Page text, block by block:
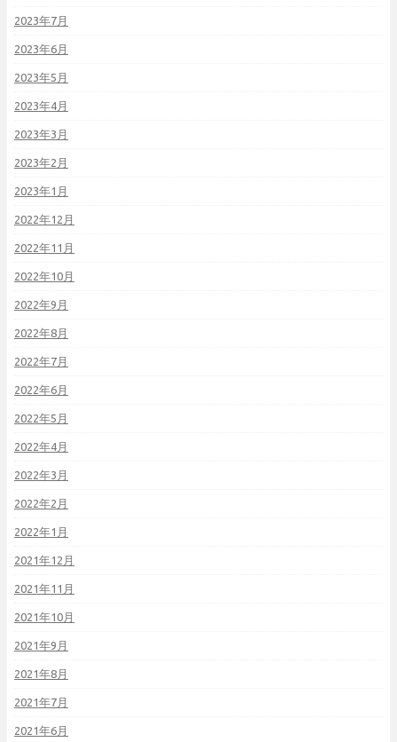
2023年7月
2023年6月
2023年5月
2023年4月
2023年3月
2023年2月
2023年1月
2022年12月
2022年11月
2022年10月
2022年9月
2022年8月
2022年7月
2022年6月
2022年5月
2022年4月
2022年3月
2022年2月
2022年1月
2021年12月
2021年11月
2021年10月
2021年9月
2021年8月
2021年7月
2021年6月